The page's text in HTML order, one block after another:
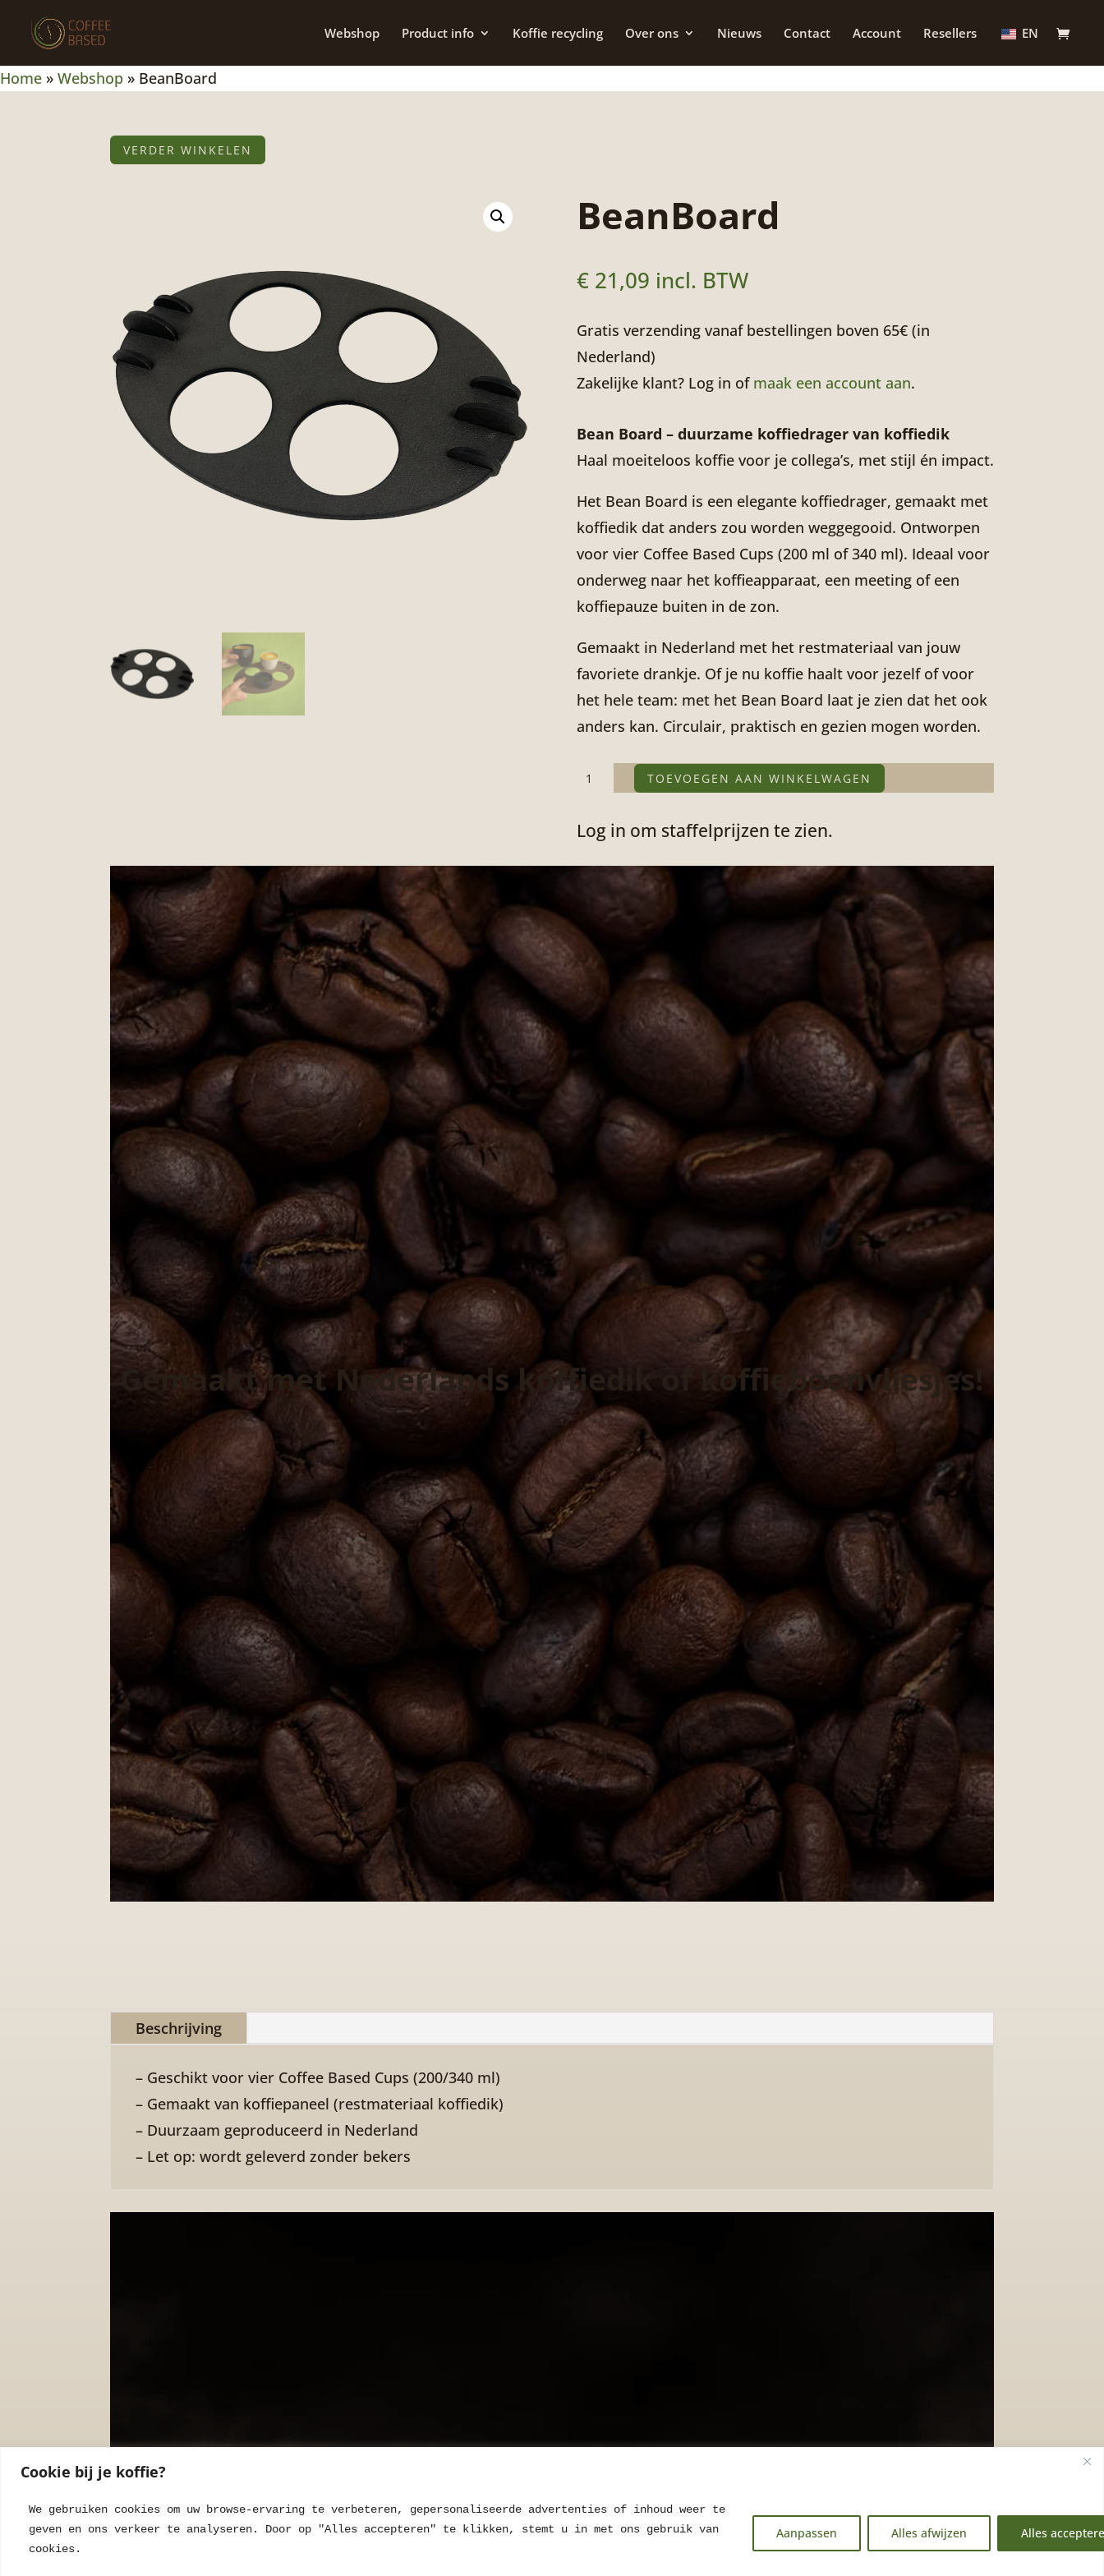
Cookie bij je koffie?
We gebruiken cookies om uw browse-ervaring te verbeteren, gepersonaliseerde advertenties of inhoud weer te
geven en ons verkeer te analyseren. Door op "Alles accepteren" te klikken, stemt u in met ons gebruik van
cookies.
Aanpassen Alles afwijzen Alles
Webshop Product info Koffie recycling Over ons Nieuws Contact Account Resellers EN
Home » Webshop » BeanBoard
VERDER WINKELEN
BeanBoard
€21,09 incl. BTW
Gratis verzending vanaf bestellingen boven 65€ (in
Nederland)
Zakelijke klant? Log in of maak een account aan.
Bean Board – duurzame koffiedrager van koffiedik
Haal moeiteloos koffie voor je collega’s, met stijl én impact.
Het Bean Board is een elegante koffiedrager, gemaakt met
koffiedik dat anders zou worden weggegooid. Ontworpen
voor vier Coffee Based Cups (200 ml of 340 ml). Ideaal voor
onderweg naar het koffieapparaat, een meeting of een
koffiepauze buiten in de zon.
Gemaakt in Nederland met het restmateriaal van jouw
favoriete drankje. Of je nu koffie haalt voor jezelf of voor
het hele team: met het Bean Board laat je zien dat het ook
anders kan. Circulair, praktisch en gezien mogen worden.
BeanBoardTOEVOEGEN AAN WINKELWAGEN
Log in om staffelprijzen te zien.
Gemaakt met Nederlands koffiedik of koffieboonvliesjes!
Beschrijving
– Geschikt voor vier Coffee Based Cups (200/340 ml)
– Gemaakt van koffiepaneel (restmateriaal koffiedik)
– Duurzaam geproduceerd in Nederland
– Let op: wordt geleverd zonder bekers
Jouw logo op
EN